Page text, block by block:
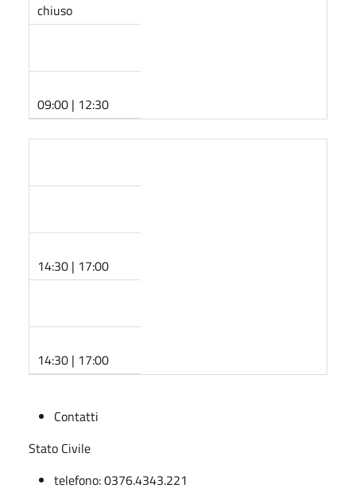
chiuso
09:00 | 12:30
14:30 | 17:00
14:30 | 17:00
Contatti
Stato Civile
telefono: 0376.4343.221